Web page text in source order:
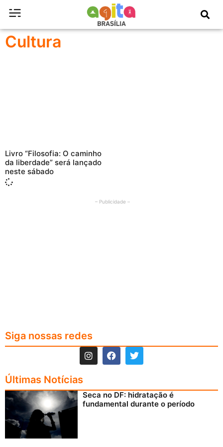
Cultura
Livro “Filosofia: O caminho
da liberdade” será lançado
neste sábado
– Publicidade –
Siga nossas redes
Últimas Notícias
Seca no DF: hidratação é
fundamental durante o período